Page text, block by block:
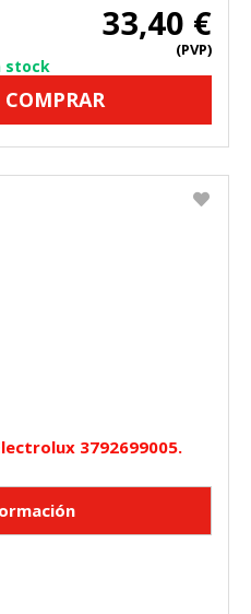
33,40 €
(PVP)
stock
COMPRAR
3792699005.